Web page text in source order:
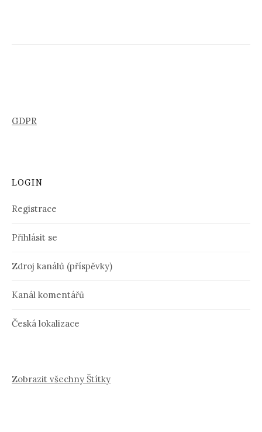
GDPR
LOGIN
Registrace
Přihlásit se
Zdroj kanálů (příspěvky)
Kanál komentářů
Česká lokalizace
Zobrazit všechny Štítky